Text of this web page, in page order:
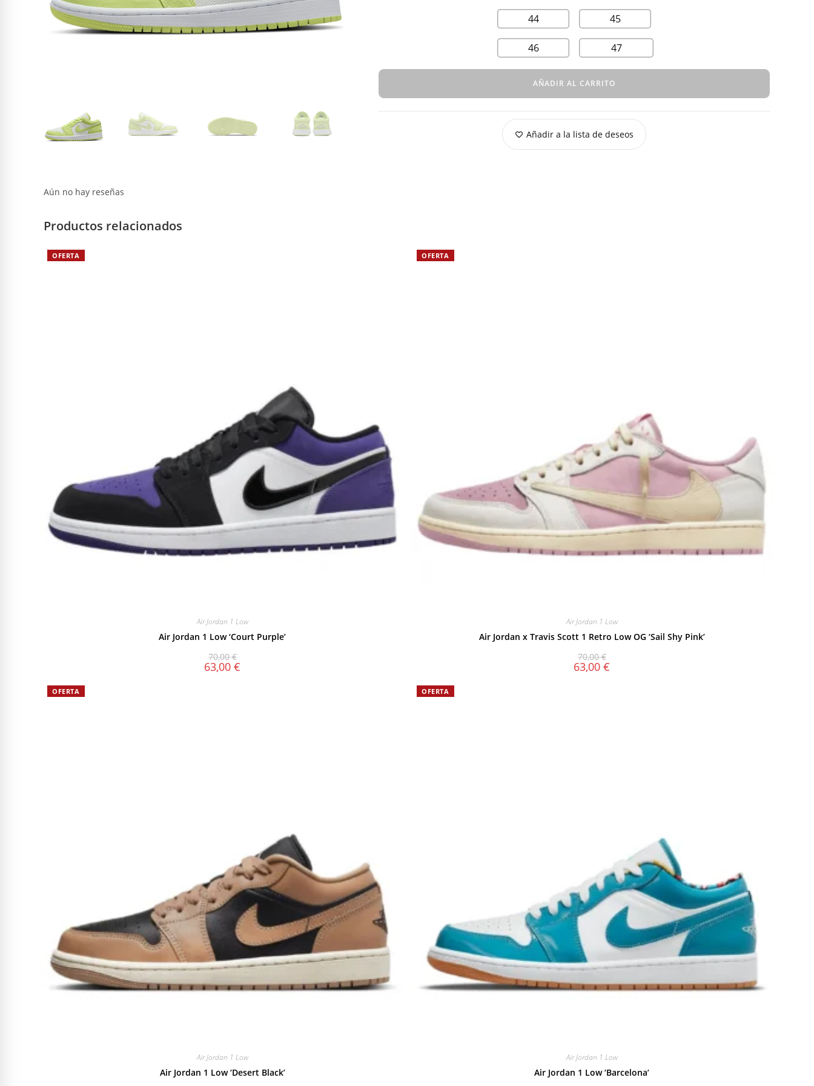
44 45
46 47
AÑADIR AL CARRITO
Añadir a la lista de deseos
Aún no hay reseñas
Productos relacionados
OFERTA
Air Jordan 1 Low
Air Jordan 1 Low ‘Court Purple’
70,00€
63,00 €
OFERTA
Air Jordan 1 Low
Air Jordan x Travis Scott 1 Retro Low OG ‘Sail Shy Pink’
70,00€
63,00 €
OFERTA
Air Jordan 1 Low
Air Jordan 1 Low ‘Desert Black’
OFERTA
Air Jordan 1 Low
Air Jordan 1 Low ‘Barcelona’